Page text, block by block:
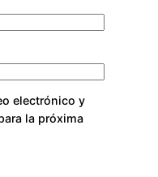
electrónico y
la próxima